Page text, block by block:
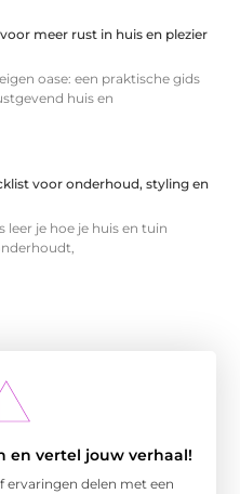
meer rust in huis en plezier
oase: een praktische gids
huis en
voor onderhoud, styling en
leer je hoe je huis en tuin
en vertel jouw verhaal!
ervaringen delen met een